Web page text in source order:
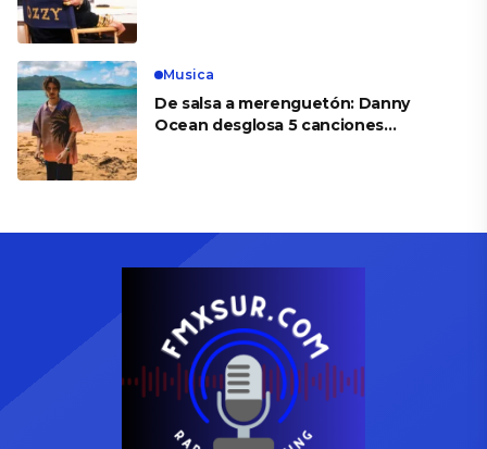
Musica
De salsa a merenguetón: Danny
Ocean desglosa 5 canciones